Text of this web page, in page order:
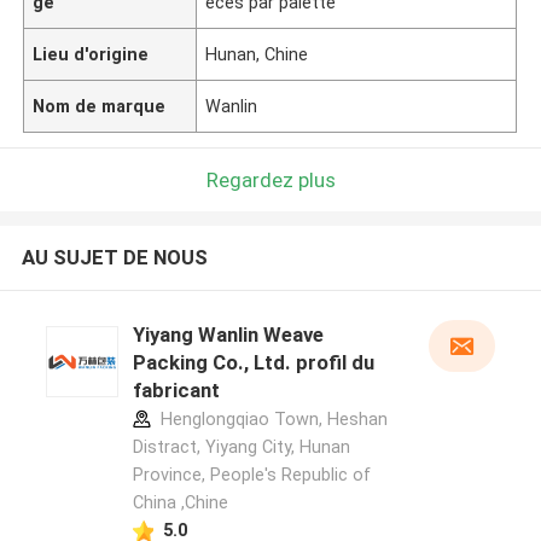
Lieu d'origine Hunan, Chine
Nom de marque Wanlin
Regardez plus
AU SUJET DE NOUS
Yiyang Wanlin Weave
Packing Co., Ltd. profil du
fabricant
Henglongqiao Town, Heshan
Distract, Yiyang City, Hunan
Province, People's Republic of
China ,Chine
5.0